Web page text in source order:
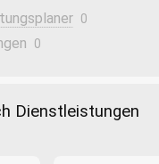
0
0
Dienstleistungen